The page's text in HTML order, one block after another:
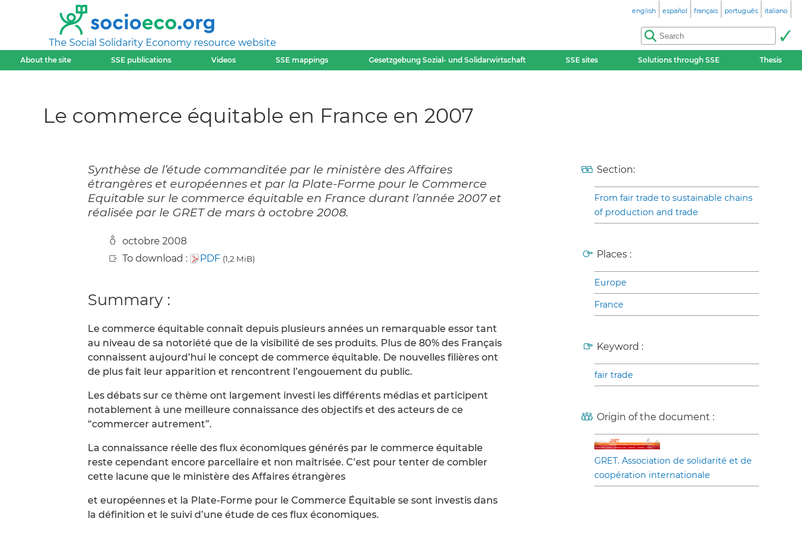
The Social Solidarity Economy resource website
english español français português italiano
About the site SSE publications Videos SSE mappings Gesetzgebung Sozial- und Solidarwirtschaft SSE sites Solutions through SSE Thesis
Le commerce équitable en France en 2007
Synthèse de l’étude commanditée par le ministère des Affaires
étrangères et européennes et par la Plate-Forme pour le Commerce
Equitable sur le commerce équitable en France durant l’année 2007 et
réalisée par le GRET de mars à octobre 2008.
octobre 2008
To download :
PDF (1,2 MiB)
Summary :
Le commerce équitable connaît depuis plusieurs années un remarquable essor tant
au niveau de sa notoriété que de la visibilité de ses produits. Plus de 80% des Français
connaissent aujourd’hui le concept de commerce équitable. De nouvelles filières ont
de plus fait leur apparition et rencontrent l’engouement du public.
Les débats sur ce thème ont largement investi les différents médias et participent
notablement à une meilleure connaissance des objectifs et des acteurs de ce
“commercer autrement”.
La connaissance réelle des flux économiques générés par le commerce équitable
reste cependant encore parcellaire et non maîtrisée. C’est pour tenter de combler
cette lacune que le ministère des Affaires étrangères
et européennes et la Plate-Forme pour le Commerce Équitable se sont investis dans
la définition et le suivi d’une étude de ces flux économiques.
Section:
From fair trade to sustainable chains
of production and trade
Places :
Europe
France
Keyword :
fair trade
Origin of the document :
GRET. Association de solidarité et de
coopération internationale